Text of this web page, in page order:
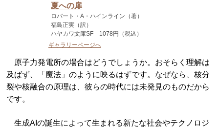
夏への扉
ロバート・A・ハインライン（著）
福島正実（訳）
ハヤカワ文庫SF 1078円（税込）
ギャラリーページへ
原子力発電所の場合はどうでしょうか。おそらく理解は
及ばず、「魔法」のように映るはずです。なぜなら、核分
裂や核融合の原理は、彼らの時代には未発見のものだから
です。
生成AIの誕生によって生まれる新たな社会やテクノロジ